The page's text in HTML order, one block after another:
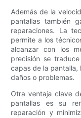
Además de la
pantallas también
reparaciones. La
permite a los
alcanzar con los
precisión se
capas de la
daños o problemas.
Otra ventaja clave
pantallas es su
reparación y